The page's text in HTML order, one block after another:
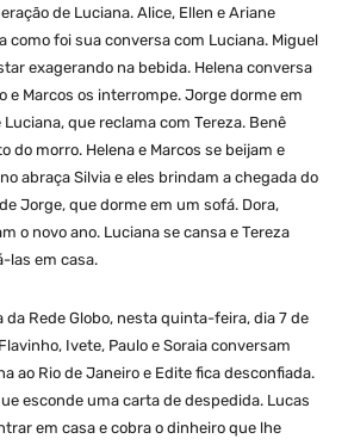
de Luciana. Alice, Ellen e Ariane
como foi sua conversa com Luciana. Miguel
exagerando na bebida. Helena conversa
e Marcos os interrompe. Jorge dorme em
que reclama com Tereza. Benê
do morro. Helena e Marcos se beijam e
abraça Silvia e eles brindam a chegada do
Jorge, que dorme em um sofá. Dora,
o novo ano. Luciana se cansa e Tereza
las em casa.
da Rede Globo, nesta quinta-feira, dia 7 de
Ivete, Paulo e Soraia conversam
ao Rio de Janeiro e Edite fica desconfiada.
esconde uma carta de despedida. Lucas
em casa e cobra o dinheiro que lhe